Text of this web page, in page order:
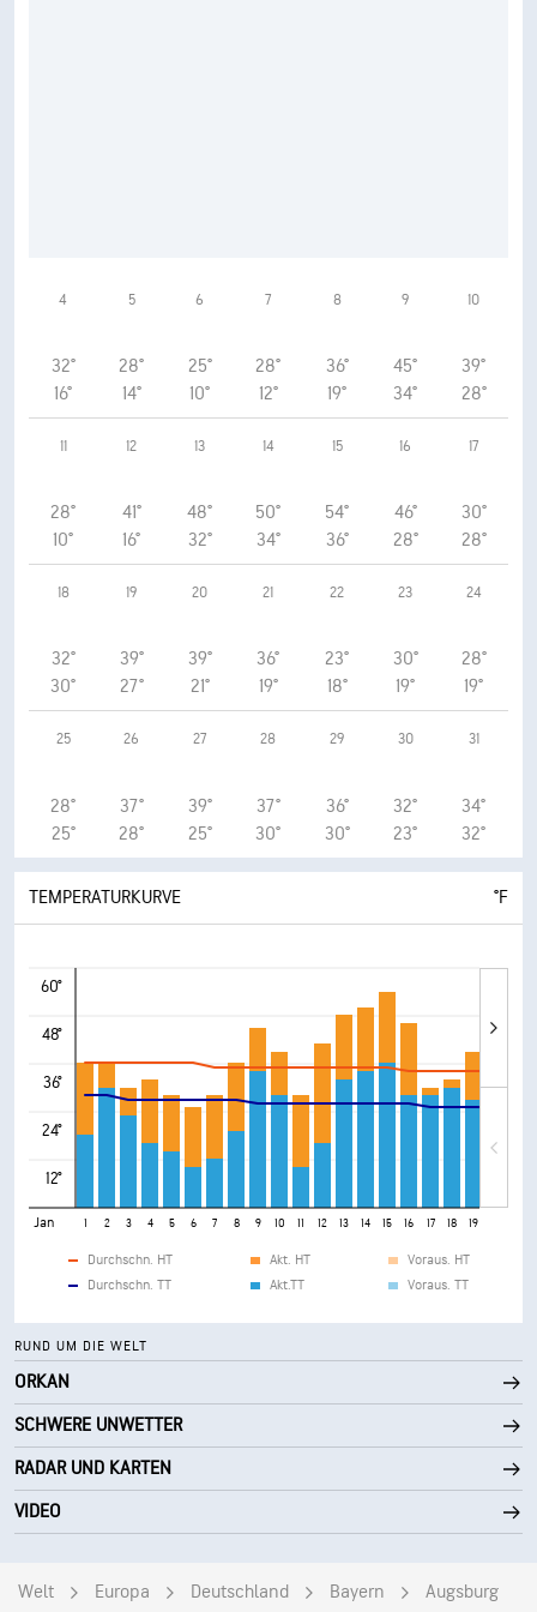
4
32°
16°
5
28°
14°
6
25°
10°
7
28°
12°
8
36°
19°
9
45°
34°
10
39°
28°
11
28°
10°
12
41°
16°
13
48°
32°
14
50°
34°
15
54°
36°
16
46°
28°
17
30°
28°
18
32°
30°
19
39°
27°
20
39°
21°
21
36°
19°
22
23°
18°
23
30°
19°
24
28°
19°
25
28°
25°
26
37°
28°
27
39°
25°
28
37°
30°
29
36°
30°
30
32°
23°
31
34°
32°
TEMPERATURKURVE °F
60°
48°
36°
24°
12°
Jan 1 2 3 4 5 6 7 8 9 10 11 12 13 14 15 16 17 18 19
Durchschn. HT
Durchschn. TT
Akt. HT
Akt.TT
Voraus. HT
Voraus. TT
RUND UM DIE WELT
ORKAN
SCHWERE UNWETTER
RADAR UND KARTEN
VIDEO
Welt Europa Deutschland Bayern Augsburg